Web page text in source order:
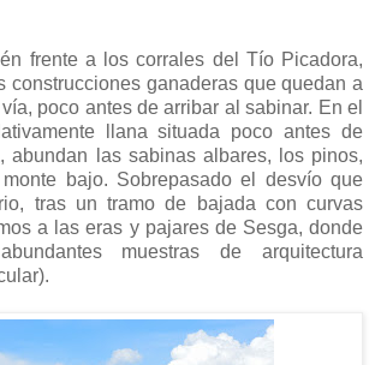
frente a los corrales del Tío Picadora,
construcciones ganaderas que quedan a
poco antes de arribar al sabinar. En el
llana situada poco antes de
abundan las sabinas albares, los pinos,
bajo. Sobrepasado el desvío que
tras un tramo de bajada con curvas
a las eras y pajares de Sesga, donde
muestras de arquitectura